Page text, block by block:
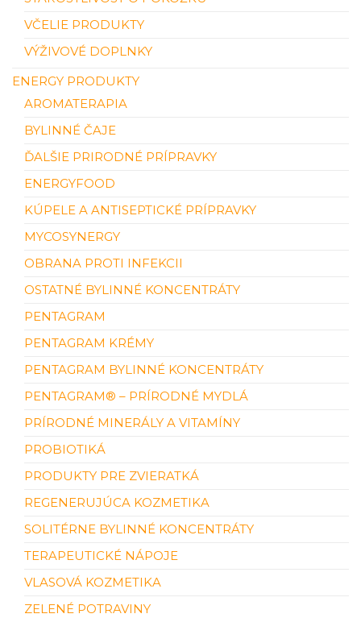
VČELIE PRODUKTY
VÝŽIVOVÉ DOPLNKY
ENERGY PRODUKTY
AROMATERAPIA
BYLINNÉ ČAJE
ĎALŠIE PRIRODNÉ PRÍPRAVKY
ENERGYFOOD
KÚPELE A ANTISEPTICKÉ PRÍPRAVKY
MYCOSYNERGY
OBRANA PROTI INFEKCII
OSTATNÉ BYLINNÉ KONCENTRÁTY
PENTAGRAM
PENTAGRAM KRÉMY
PENTAGRAM BYLINNÉ KONCENTRÁTY
PENTAGRAM® – PRÍRODNÉ MYDLÁ
PRÍRODNÉ MINERÁLY A VITAMÍNY
PROBIOTIKÁ
PRODUKTY PRE ZVIERATKÁ
REGENERUJÚCA KOZMETIKA
SOLITÉRNE BYLINNÉ KONCENTRÁTY
TERAPEUTICKÉ NÁPOJE
VLASOVÁ KOZMETIKA
ZELENÉ POTRAVINY